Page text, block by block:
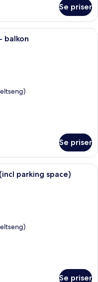
Se priser
stue med et
balkon
Se priser
stue med et
parking space)
Se priser